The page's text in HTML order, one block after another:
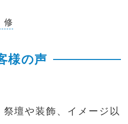
様の声
壇や装飾、イメージ以